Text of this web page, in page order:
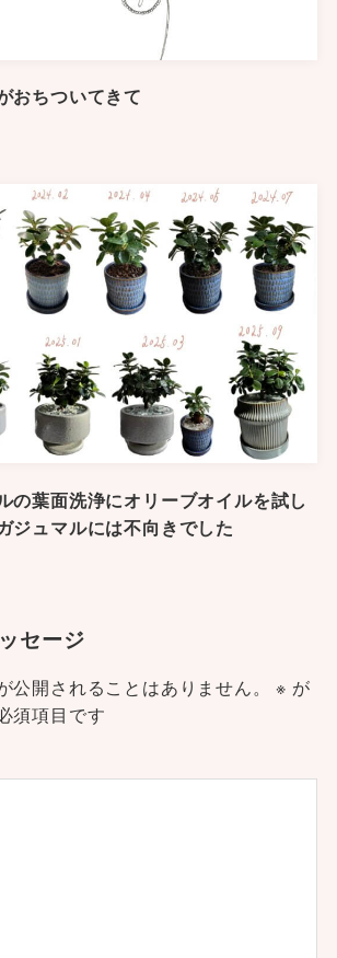
おちついてきて
の葉面洗浄にオリーブオイルを試し
ジュマルには不向きでした
セージ
公開されることはありません。 ※ が
須項目です